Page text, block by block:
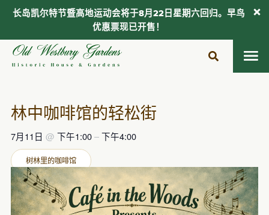
林中咖啡馆的轻松街
7月11日 @ 下午1:00–下午4:00
树林里的咖啡馆
长岛凯尔特节暨高地运动会将于8月22日星期六回归。早鸟
优惠票现已开售！